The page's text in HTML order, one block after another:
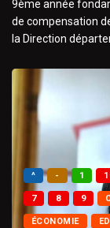
9ème année
de compensation
la Direction
^ - 1
7 8 9
ÉCONOMIE